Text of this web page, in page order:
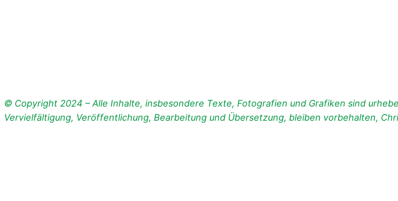
© Copyright 2024 – Alle Inhalte, insbesondere Texte, Fotografien und Grafiken sind
Vervielfältigung, Veröffentlichung, Bearbeitung und Übersetzung, bleiben vorbehalten,